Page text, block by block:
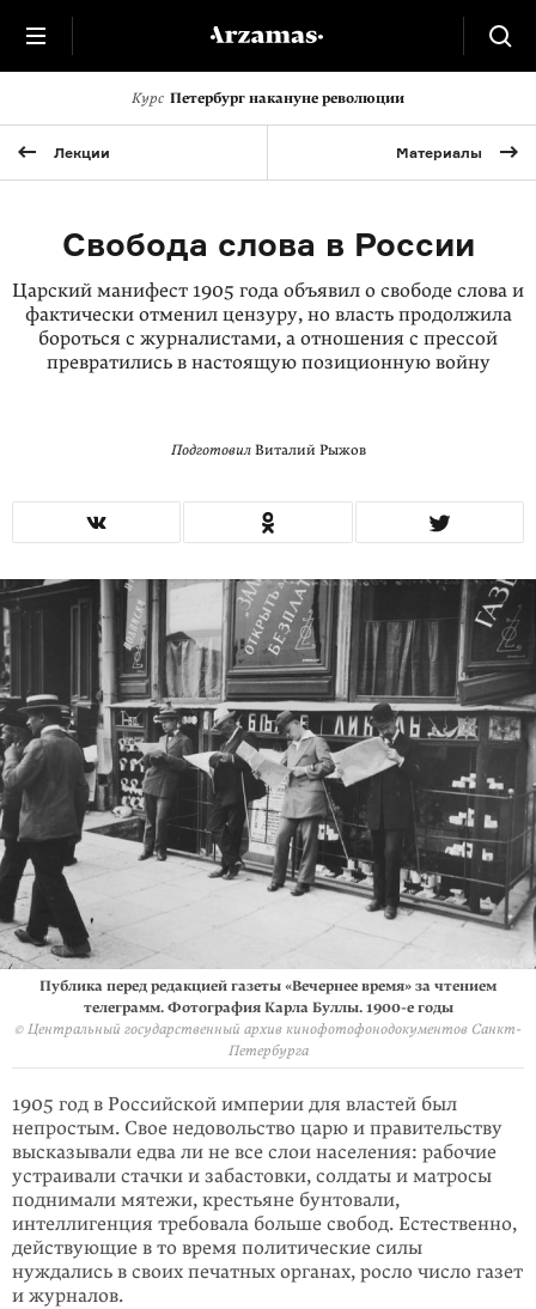
Курс Петербург накануне революции
Лекции Материалы
Свобода слова в России
Царский манифест 1905 года объявил о свободе слова и
фактически отменил цензуру, но власть продолжила
бороться с журналистами, а отношения с прессой
превратились в настоящую позиционную войну
ПодготовилВиталий Рыжов
Публика перед редакцией газеты «Вечернее время» за чтением
телеграмм. Фотография Карла Буллы. 1900-е годы
© Центральный государственный архив кинофотофонодокументов Санкт-
Петербурга
1905 год в Российской империи для властей был
непростым. Свое недовольство царю и правительству
высказывали едва ли не все слои населения: рабочие
устраивали стачки и забастовки, солдаты и матросы
поднимали мятежи, крестьяне бунтовали,
интеллигенция требовала больше свобод. Естественно,
действующие в то время политические силы
нуждались в своих печатных органах, росло число газет
и журналов.